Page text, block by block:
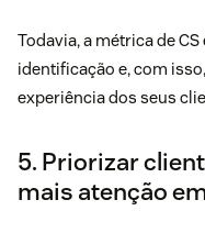
Todavia, a métrica de
identificação e, com
experiência dos seus
5. Priorizar
mais atenção